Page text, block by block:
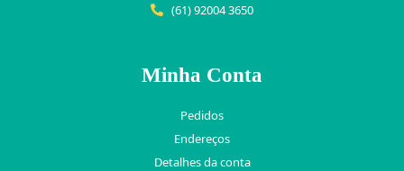
(61) 92004 3650
Minha Conta
Pedidos
Endereços
Detalhes da conta